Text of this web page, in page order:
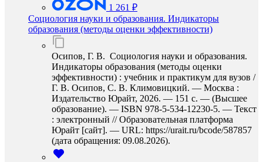
1 261 ₽
Социология науки и образования. Индикаторы
образования (методы оценки эффективности)
Осипов, Г. В. Социология науки и образования.
Индикаторы образования (методы оценки
эффективности) : учебник и практикум для вузов /
Г. В. Осипов, С. В. Климовицкий. — Москва :
Издательство Юрайт, 2026. — 151 с. — (Высшее
образование). — ISBN 978-5-534-12230-5. — Текст
: электронный // Образовательная платформа
Юрайт [сайт]. — URL: https://urait.ru/bcode/587857
(дата обращения: 09.08.2026).